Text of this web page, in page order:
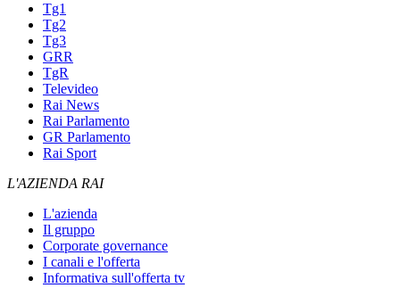
Tg1
Tg2
Tg3
GRR
TgR
Televideo
Rai News
Rai Parlamento
GR Parlamento
Rai Sport
L'AZIENDA RAI
L'azienda
Il gruppo
Corporate governance
I canali e l'offerta
Informativa sull'offerta tv